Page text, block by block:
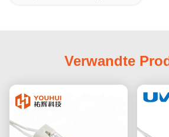
Verwandte